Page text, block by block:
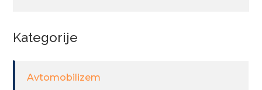
Kategorije
Avtomobilizem